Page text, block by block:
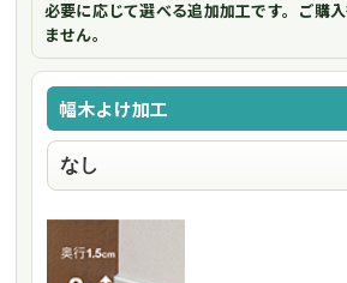
必要に応じて選べる追加加工です。ご購
ません。
幅木よけ加工